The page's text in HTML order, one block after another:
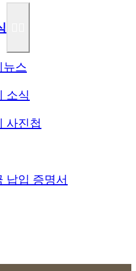
뉴스
소식
사진첩
납입 증명서